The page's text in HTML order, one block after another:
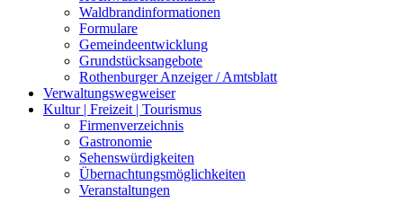
Waldbrandinformationen
Formulare
Gemeindeentwicklung
Grundstücksangebote
Rothenburger Anzeiger / Amtsblatt
Verwaltungswegweiser
Kultur | Freizeit | Tourismus
Firmenverzeichnis
Gastronomie
Sehenswürdigkeiten
Übernachtungsmöglichkeiten
Veranstaltungen